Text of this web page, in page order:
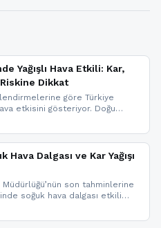
Yağışlı Hava Etkili: Kar,
Dikkat
göre Türkiye
etkisini gösteriyor. Doğu
beklenirken Marmara ve
İç kesimlerde sis ve pus
azalma
Hava Dalgası ve Kar Yağışı
son tahminlerine
soğuk hava dalgası etkili
yağışı ve buzlanma uyarısı